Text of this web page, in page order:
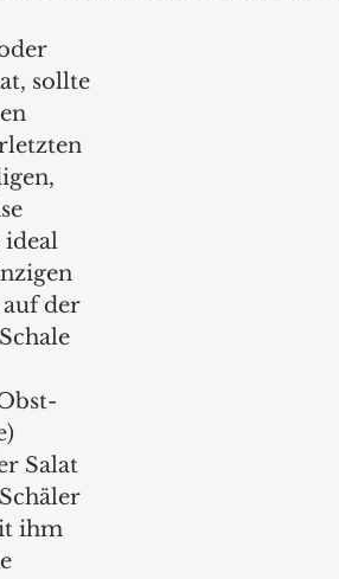
sollte
ideal
der
Salat
ihm